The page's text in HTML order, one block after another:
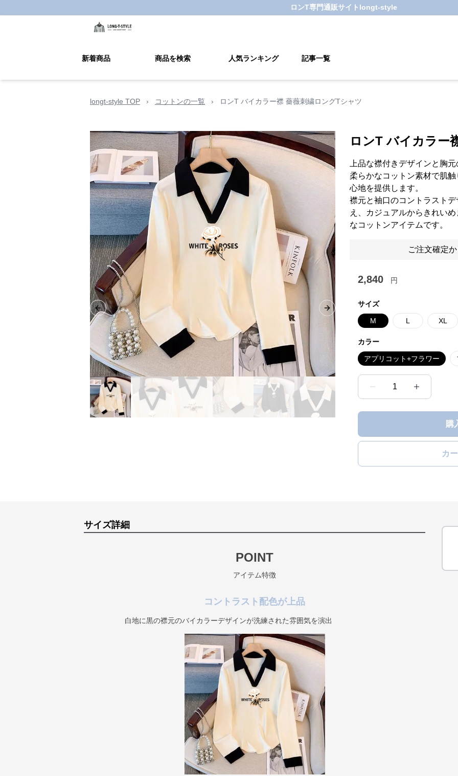
ロンT専門通販サイト longt-style
新着商品 商品を検索 人気ランキング 記事一覧
longt-style TOP › コットンの一覧 › ロンT バイカラー襟 薔薇刺繍ロングTシャツ
Previous slide Next slide
ロンT バイカラー
上品な襟付きデザインと胸
柔らかなコットン素材で肌
心地を提供します。
襟元と袖口のコントラスト
え、カジュアルからきれい
なコットンアイテムです。
ご注文確定
2,840 円
サイズ
M L XL
カラー
アプリコット+フラワー
1
購
カ
サイズ詳細
POINT
アイテム特徴
コントラスト配色が上品
白地に黒の襟元のバイカラーデザインが洗練された雰囲気を演出